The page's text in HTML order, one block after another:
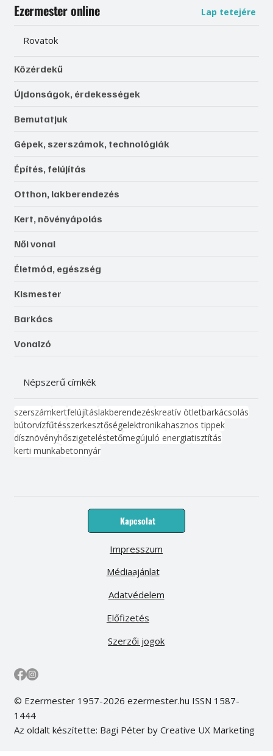
Ezermester online Lap tetejére
Rovatok
Közérdekű
Újdonságok, érdekességek
Bemutatjuk
Gépek, szerszámok, technológiák
Építés, felújítás
Otthon, lakberendezés
Kert, növényápolás
Női vonal
Életmód, egészség
Kismester
Barkács
Vonalzó
Népszerű címkék
szerszámkertfelújításlakberendezéskreatív ötletbarkácsolás
bútorvízfűtésszerkesztőségelektronikahasznos tippek
dísznövényhőszigeteléstetőmegújuló energiatisztítás
kerti munkabetonnyár
Kapcsolat
Médiaajánlat
Előfizetés
Impresszum
Adatvédelem
Szerzői jogok
© Ezermester 1957-2026 ezermester.hu ISSN 1587-
1444
Az oldalt készítette: Bagi Péter by Creative UX Marketing